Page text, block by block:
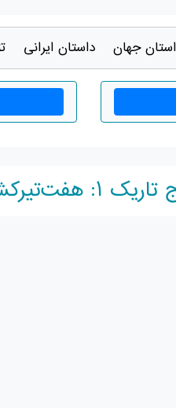
جهان داستان ايرانی
۱: هفت‌تیرکش